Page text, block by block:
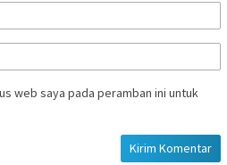
web saya pada peramban ini untuk